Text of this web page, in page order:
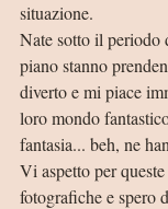
situazione.
Nate sotto il
piano stanno
diverto e mi piace
loro mondo
fantasia... beh, ne
Vi aspetto per
fotografiche e spero